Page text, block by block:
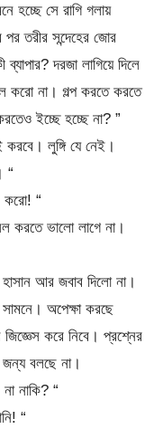
হচ্ছে সে রাগি গলায়
পর তরীর সন্দেহের জোর
দরজা লাগিয়ে দিলে
করো না। গল্প করতে করতে
ইচ্ছে হচ্ছে না? ”
লুঙ্গি যে নেই।
“
করো! “
করতে ভালো লাগে না।
আর জবাব দিলো না।
সামনে। অপেক্ষা করছে
করে নিবে। প্রশ্নের
জন্য বলছে না।
নাকি? “
“